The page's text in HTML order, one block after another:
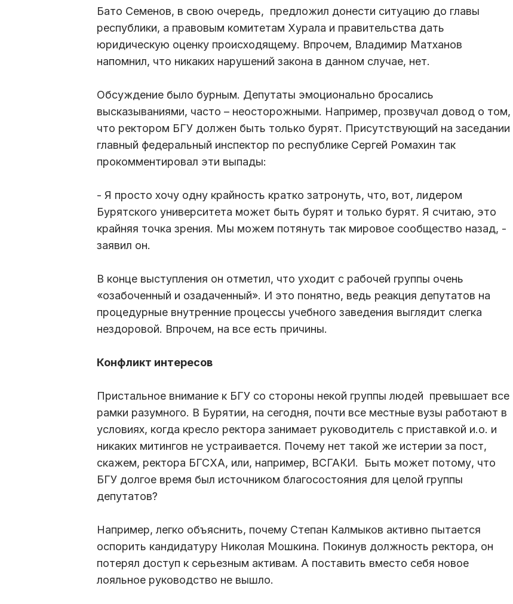
Бато Семенов, в свою очередь, предложил донести ситуацию до главы
республики, а правовым комитетам Хурала и правительства дать
юридическую оценку происходящему. Впрочем, Владимир Матханов
напомнил, что никаких нарушений закона в данном случае, нет.
Обсуждение было бурным. Депутаты эмоционально бросались
высказываниями, часто – неосторожными. Например, прозвучал довод о том,
что ректором БГУ должен быть только бурят. Присутствующий на заседании
главный федеральный инспектор по республике Сергей Ромахин так
прокомментировал эти выпады:
- Я просто хочу одну крайность кратко затронуть, что, вот, лидером
Бурятского университета может быть бурят и только бурят. Я считаю, это
крайняя точка зрения. Мы можем потянуть так мировое сообщество назад, -
заявил он.
В конце выступления он отметил, что уходит с рабочей группы очень
«озабоченный и озадаченный». И это понятно, ведь реакция депутатов на
процедурные внутренние процессы учебного заведения выглядит слегка
нездоровой. Впрочем, на все есть причины.
Конфликт интересов
Пристальное внимание к БГУ со стороны некой группы людей превышает все
рамки разумного. В Бурятии, на сегодня, почти все местные вузы работают в
условиях, когда кресло ректора занимает руководитель с приставкой и.о. и
никаких митингов не устраивается. Почему нет такой же истерии за пост,
скажем, ректора БГСХА, или, например, ВСГАКИ. Быть может потому, что
БГУ долгое время был источником благосостояния для целой группы
депутатов?
Например, легко объяснить, почему Степан Калмыков активно пытается
оспорить кандидатуру Николая Мошкина. Покинув должность ректора, он
потерял доступ к серьезным активам. А поставить вместо себя новое
лояльное руководство не вышло.